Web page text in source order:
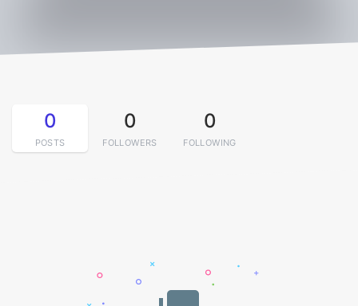
0
POSTS
0
FOLLOWERS
0
FOLLOWING